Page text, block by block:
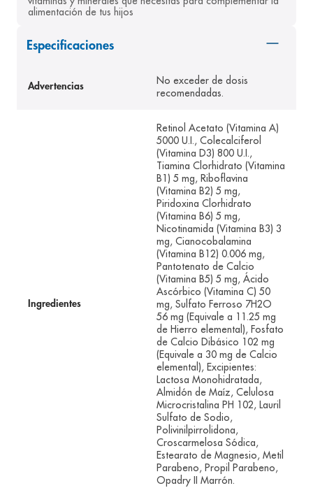
alimentación de tus hijos
Especificaciones
Advertencias
No exceder de dosis
recomendadas.
Ingredientes
Retinol Acetato (Vitamina A)
5000 U.I., Colecalciferol
(Vitamina D3) 800 U.I.,
Tiamina Clorhidrato (Vitamina
B1) 5 mg, Riboflavina
(Vitamina B2) 5 mg,
Piridoxina Clorhidrato
(Vitamina B6) 5 mg,
Nicotinamida (Vitamina B3) 3
mg, Cianocobalamina
(Vitamina B12) 0.006 mg,
Pantotenato de Calcio
(Vitamina B5) 5 mg, Ácido
Ascórbico (Vitamina C) 50
mg, Sulfato Ferroso 7H2O
56 mg (Equivale a 11.25 mg
de Hierro elemental), Fosfato
de Calcio Dibásico 102 mg
(Equivale a 30 mg de Calcio
elemental), Excipientes:
Lactosa Monohidratada,
Almidón de Maíz, Celulosa
Microcristalina PH 102, Lauril
Sulfato de Sodio,
Polivinilpirrolidona,
Croscarmelosa Sódica,
Estearato de Magnesio, Metil
Parabeno, Propil Parabeno,
Opadry II Marrón.
8. panolini
pediasure